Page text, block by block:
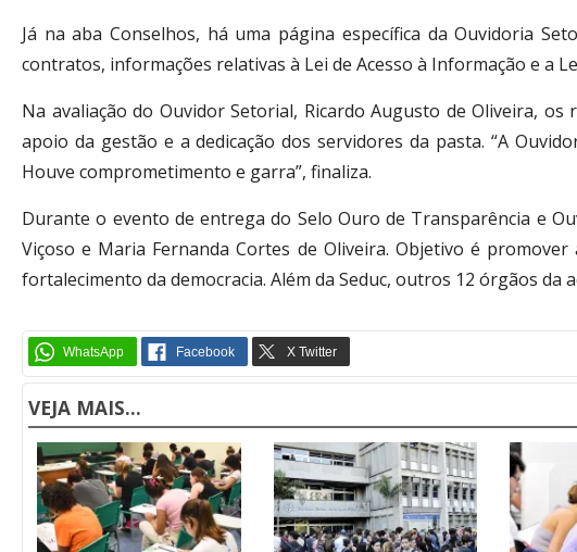
Já na aba Conselhos, há uma página específica da Ouvidoria
contratos, informações relativas à Lei de Acesso à Informação e a
Na avaliação do Ouvidor Setorial, Ricardo Augusto de Oliveira,
apoio da gestão e a dedicação dos servidores da pasta. “A
Houve comprometimento e garra”, finaliza.
Durante o evento de entrega do Selo Ouro de Transparência e
Viçoso e Maria Fernanda Cortes de Oliveira. Objetivo é
fortalecimento da democracia. Além da Seduc, outros 12 órgãos da
VEJA MAIS...